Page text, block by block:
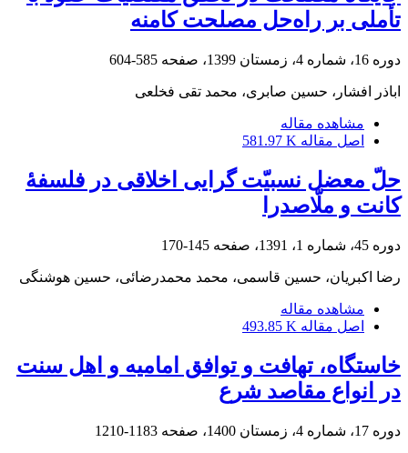
تأملی بر راه‌حل مصلحت کامنه
دوره 16، شماره 4، زمستان 1399، صفحه 585-604
اباذر افشار، حسین صابری، محمد تقی فخلعی
مشاهده مقاله
اصل مقاله 581.97 K
حلّ معضل نسبیّت گرایی اخلاقی در فلسفۀ
کانت و ملّاصدرا
دوره 45، شماره 1، 1391، صفحه 145-170
رضا اکبریان، حسین قاسمی، محمد محمدرضائی، حسین هوشنگی
مشاهده مقاله
اصل مقاله 493.85 K
خاستگاه، تهافت و توافق امامیه و اهل سنت
در انواع مقاصد شرع
دوره 17، شماره 4، زمستان 1400، صفحه 1183-1210